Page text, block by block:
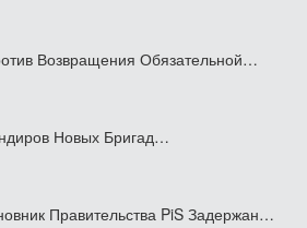
Возвращения Обязательной…
Новых Бригад…
Правительства PiS Задержан…